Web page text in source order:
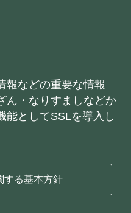
報などの重要な情報
ん・なりすましなどか
能としてSSLを導入し
する基本方針